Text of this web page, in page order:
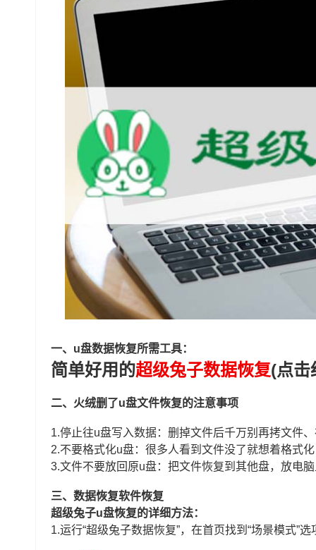
一、u盘数据恢复所需工具：
简单好用的超级兔子数据恢复(点击
二、火绒删了u盘文件恢复的注意事项
1.停止往u盘写入数据：删掉文件后千万别再拷文件
2.不要格式化u盘：很多人看到文件没了就想着格式
3.文件不要放回原u盘：把文件恢复到其他盘，放电
三、数据恢复软件恢复
超级兔子u盘恢复的详细方法：
1.运行“超级兔子数据恢复”，在首页找到“场景模式”